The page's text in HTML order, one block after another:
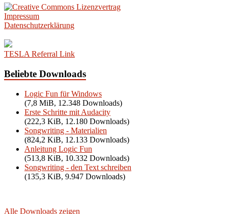
Impressum
Datenschutzerklärung
TESLA Referral Link
Beliebte Downloads
Logic Fun für Windows
(7,8 MiB, 12.348 Downloads)
Erste Schritte mit Audacity
(222,3 KiB, 12.180 Downloads)
Songwriting - Materialien
(824,2 KiB, 12.133 Downloads)
Anleitung Logic Fun
(513,8 KiB, 10.332 Downloads)
Songwriting - den Text schreiben
(135,3 KiB, 9.947 Downloads)
Alle Downloads zeigen